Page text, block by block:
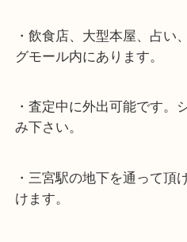
よくあるご質問はこちら↓